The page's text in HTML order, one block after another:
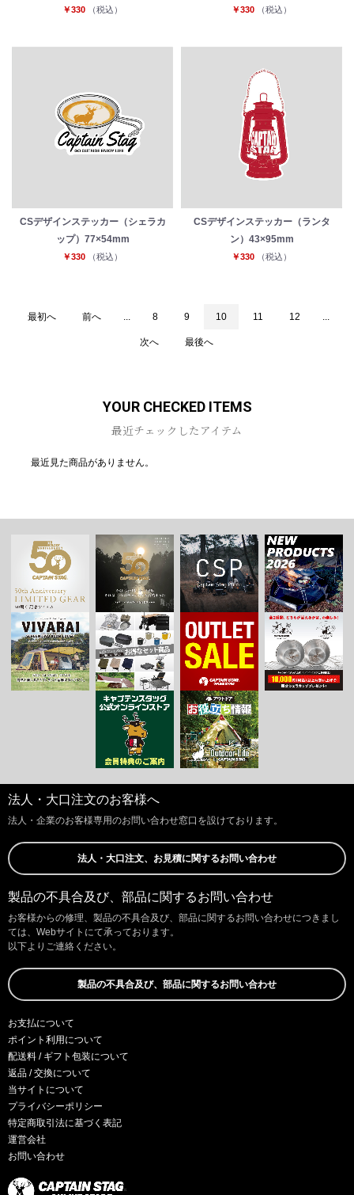
￥330 （税込） ￥330 （税込）
CSデザインステッカー（シェラカ
ップ）77×54mm
￥330 （税込）
CSデザインステッカー（ランタ
ン）43×95mm
￥330 （税込）
最初へ 前へ 8 9 10 11 12
次へ 最後へ
YOUR CHECKED ITEMS
最近チェックしたアイテム
最近見た商品がありません。
法人・大口注文のお客様へ
法人・企業のお客様専用のお問い合わせ窓口を設けております。
法人・大口注文、お見積に関するお問い合わせ
製品の不具合及び、部品に関するお問い合わせ
お客様からの修理、製品の不具合及び、部品に関するお問い合わせにつきまし
ては、Webサイトにて承っております。
以下よりご連絡ください。
製品の不具合及び、部品に関するお問い合わせ
お支払について
ポイント利用について
配送料 / ギフト包装について
返品 / 交換について
当サイトについて
プライバシーポリシー
特定商取引法に基づく表記
運営会社
お問い合わせ